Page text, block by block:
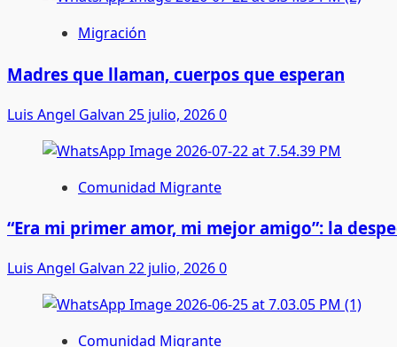
Migración
Madres que llaman, cuerpos que esperan
Luis Angel Galvan 25 julio, 20260
Comunidad Migrante
“Era mi primer amor, mi mejor amigo”: la
Luis Angel Galvan 22 julio, 20260
Comunidad Migrante